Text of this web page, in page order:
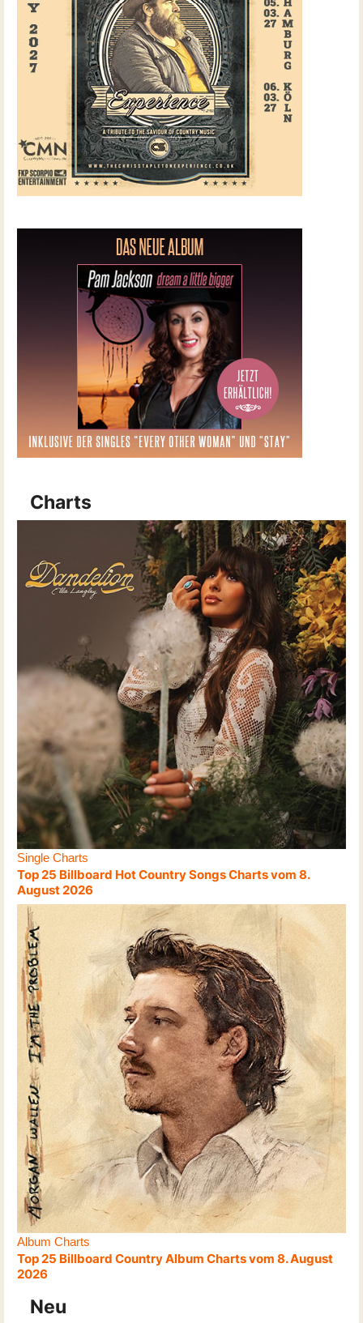
Charts
Single Charts
Top 25 Billboard Hot Country Songs Charts vom 8.
August 2026
Album Charts
Top 25 Billboard Country Album Charts vom 8. August
2026
Neu